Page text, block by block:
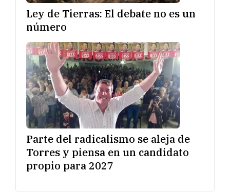
Ley de Tierras: El debate no es un
número
Parte del radicalismo se aleja de
Torres y piensa en un candidato
propio para 2027